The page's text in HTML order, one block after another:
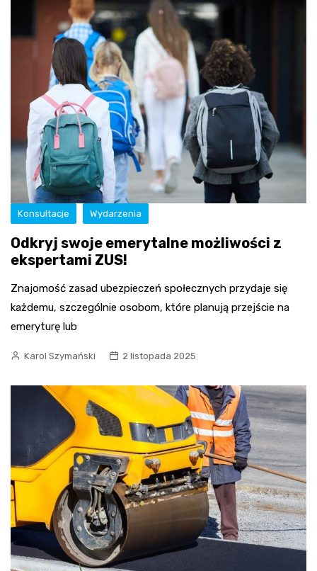
Konsultacje Wydarzenia
Odkryj swoje emerytalne możliwości z
ekspertami ZUS!
Znajomość zasad ubezpieczeń społecznych przydaje się
każdemu, szczególnie osobom, które planują przejście na
emeryturę lub
Karol Szymański 2 listopada 2025